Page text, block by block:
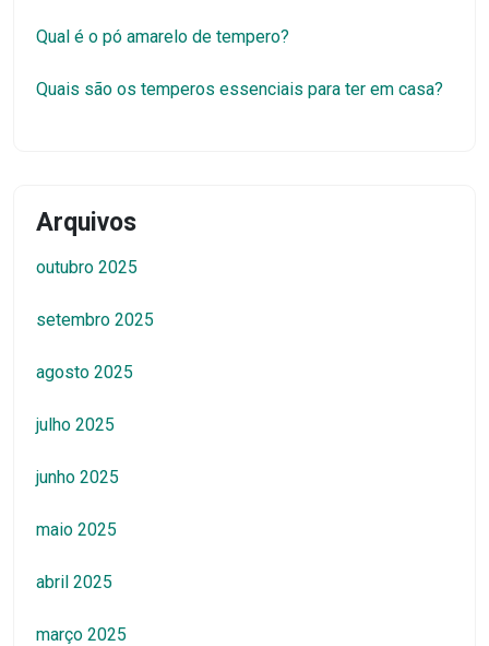
Qual é o pó amarelo de tempero?
Quais são os temperos essenciais para ter em casa?
Arquivos
outubro 2025
setembro 2025
agosto 2025
julho 2025
junho 2025
maio 2025
abril 2025
março 2025